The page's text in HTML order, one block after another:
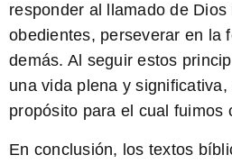
responder al llamado de
obedientes, perseverar en la
demás. Al seguir estos
una vida plena y significativa,
propósito para el cual fuimos
En conclusión, los textos